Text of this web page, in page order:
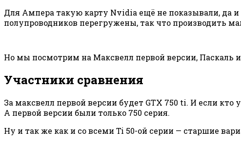
Для Ампера такую карту Nvidia ещё не показывали, да
полупроводников перегружены, так что производить
Но мы посмотрим на Максвелл первой версии, Паскаль
Участники сравнения
За максвелл первой версии будет GTX 750 ti. И если
А первой версии были только 750 серия.
Ну и так же как и со всеми Ti 50-ой серии — старшие